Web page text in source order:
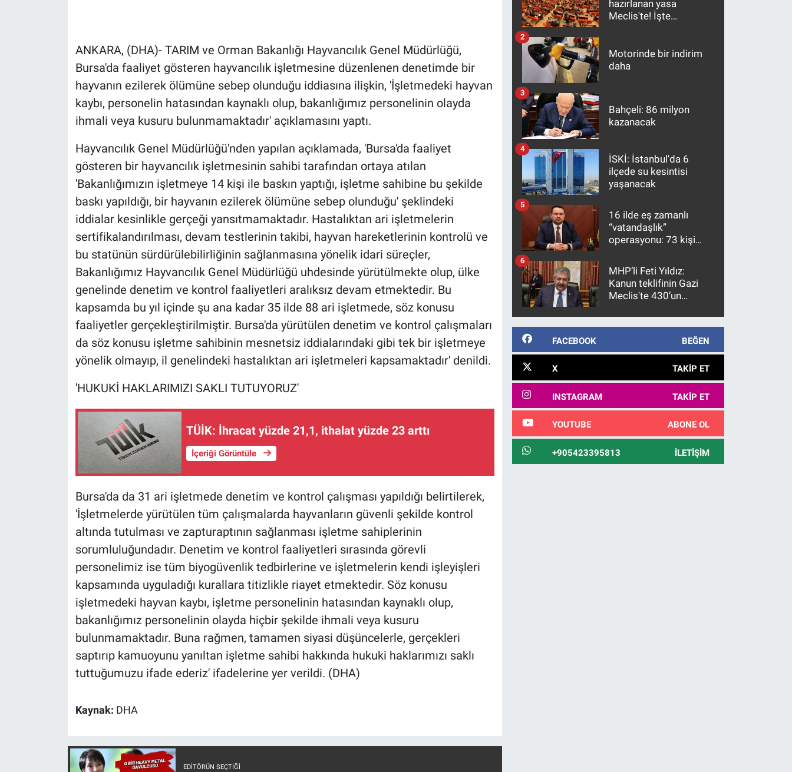
ANKARA, (DHA)- TARIM ve Orman Bakanlığı Hayvancılık Genel Müdürlüğü,
Bursa'da faaliyet gösteren hayvancılık işletmesine düzenlenen denetimde bir
hayvanın ezilerek ölümüne sebep olunduğu iddiasına ilişkin, 'İşletmedeki hayvan
kaybı, personelin hatasından kaynaklı olup, bakanlığımız personelinin olayda
ihmali veya kusuru bulunmamaktadır' açıklamasını yaptı.
Hayvancılık Genel Müdürlüğü'nden yapılan açıklamada, 'Bursa'da faaliyet
gösteren bir hayvancılık işletmesinin sahibi tarafından ortaya atılan
'Bakanlığımızın işletmeye 14 kişi ile baskın yaptığı, işletme sahibine bu şekilde
baskı yapıldığı, bir hayvanın ezilerek ölümüne sebep olunduğu' şeklindeki
iddialar kesinlikle gerçeği yansıtmamaktadır. Hastalıktan ari işletmelerin
sertifikalandırılması, devam testlerinin takibi, hayvan hareketlerinin kontrolü ve
bu statünün sürdürülebilirliğinin sağlanmasına yönelik idari süreçler,
Bakanlığımız Hayvancılık Genel Müdürlüğü uhdesinde yürütülmekte olup, ülke
genelinde denetim ve kontrol faaliyetleri aralıksız devam etmektedir. Bu
kapsamda bu yıl içinde şu ana kadar 35 ilde 88 ari işletmede, söz konusu
faaliyetler gerçekleştirilmiştir. Bursa'da yürütülen denetim ve kontrol çalışmaları
da söz konusu işletme sahibinin mesnetsiz iddialarındaki gibi tek bir işletmeye
yönelik olmayıp, il genelindeki hastalıktan ari işletmeleri kapsamaktadır' denildi.
'HUKUKİ HAKLARIMIZI SAKLI TUTUYORUZ'
TÜİK: İhracat yüzde 21,1, ithalat yüzde 23 arttı
İçeriği Görüntüle
Bursa'da da 31 ari işletmede denetim ve kontrol çalışması yapıldığı belirtilerek,
'İşletmelerde yürütülen tüm çalışmalarda hayvanların güvenli şekilde kontrol
altında tutulması ve zapturaptının sağlanması işletme sahiplerinin
sorumluluğundadır. Denetim ve kontrol faaliyetleri sırasında görevli
personelimiz ise tüm biyogüvenlik tedbirlerine ve işletmelerin kendi işleyişleri
kapsamında uyguladığı kurallara titizlikle riayet etmektedir. Söz konusu
işletmedeki hayvan kaybı, işletme personelinin hatasından kaynaklı olup,
bakanlığımız personelinin olayda hiçbir şekilde ihmali veya kusuru
bulunmamaktadır. Buna rağmen, tamamen siyasi düşüncelerle, gerçekleri
saptırıp kamuoyunu yanıltan işletme sahibi hakkında hukuki haklarımızı saklı
tuttuğumuzu ifade ederiz' ifadelerine yer verildi. (DHA)
Kaynak: DHA
EDITÖRÜN SEÇTIĞI
hazırlanan yasa
Meclis'te! İşte
Motorinde bir indirim
daha
2
Bahçeli: 86 milyon
kazanacak
3
İSKİ: İstanbul'da 6
ilçede su kesintisi
yaşanacak
4
16 ilde eş zamanlı
“vatandaşlık”
operasyonu: 73 kişi
5
MHP’li Feti Yıldız:
Kanun teklifinin Gazi
Meclis'te 430’un
kanunlaşacağı
6
FACEBOOK BEĞEN
X TAKIP ET
INSTAGRAM TAKIP ET
YOUTUBE ABONE OL
+905423395813 İLETIŞIM
Günün görüntüsü
Koronavirüs
Kültür Sanat
Ne demişti
Programlar
Türkiye'nin Geleceği
Türkiye'nin Gündemi
Yerel Gündem
Yerel Yaşam
Canlı Yayın